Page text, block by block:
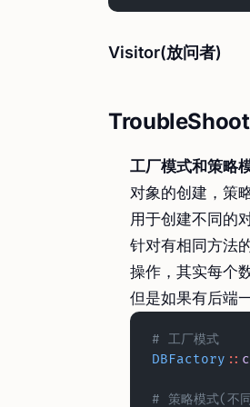
Visitor(放问者)
工厂模式和策略
对象的创建，策
用于创建不同的
针对有相同方法
操作，其实每个
但是如果有后端
# 工厂模式
DBFactory ::
# 策略模式(不